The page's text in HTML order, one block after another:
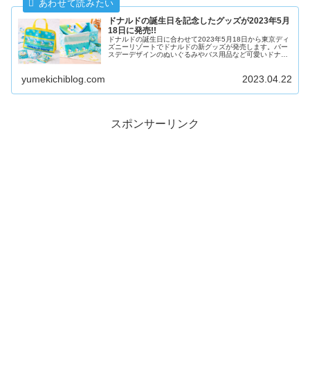
ドナルドの誕生日を記念したグッズが2023年5月
18日に発売!!
ドナルドの誕生日に合わせて2023年5月18日から東京ディ
ズニーリゾートでドナルドの新グッズが発売します。バー
スデーデザインのぬいぐるみやバス用品など可愛いドナル
yumekichiblog.com 2023.04.22
スポンサーリンク